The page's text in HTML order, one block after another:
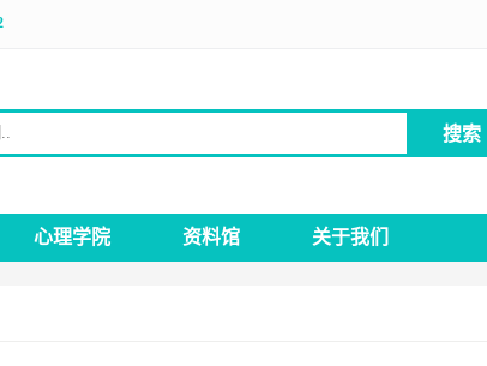
搜索
心理学院 资料馆 关于我们